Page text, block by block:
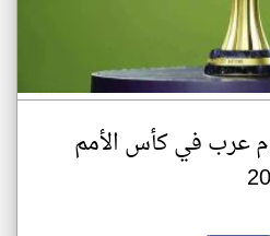
نجوم عرب في كأس الأمم